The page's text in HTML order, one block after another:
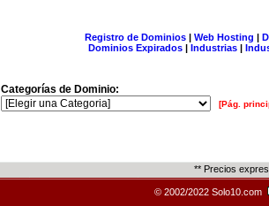
Registro de Dominios| Web Hosting |
Dominios Expirados | Industrias |
Categorías de Dominio:
[Pág.
** Precios
© 2002/2022 Solo10.com